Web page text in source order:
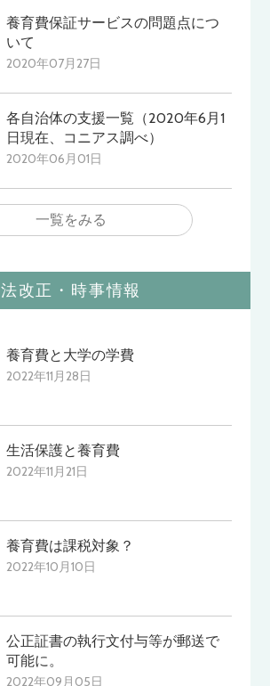
養育費保証サービスの問題点につ
いて
2020年07月27日
各自治体の支援一覧（2020年6月1
日現在、コニアス調べ）
2020年06月01日
一覧をみる
法改正・時事情報
養育費と大学の学費
2022年11月28日
生活保護と養育費
2022年11月21日
養育費は課税対象？
2022年10月10日
公正証書の執行文付与等が郵送で
可能に。
2022年09月05日